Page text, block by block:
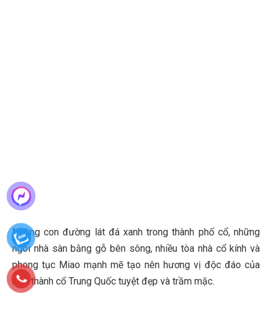
Những con đường lát đá xanh trong thành phố cổ, những
ngôi nhà sàn bằng gỗ bên sông, nhiều tòa nhà cổ kính và
phong tục Miao mạnh mẽ tạo nên hương vị độc đáo của
một thành cổ Trung Quốc tuyệt đẹp và trầm mặc.